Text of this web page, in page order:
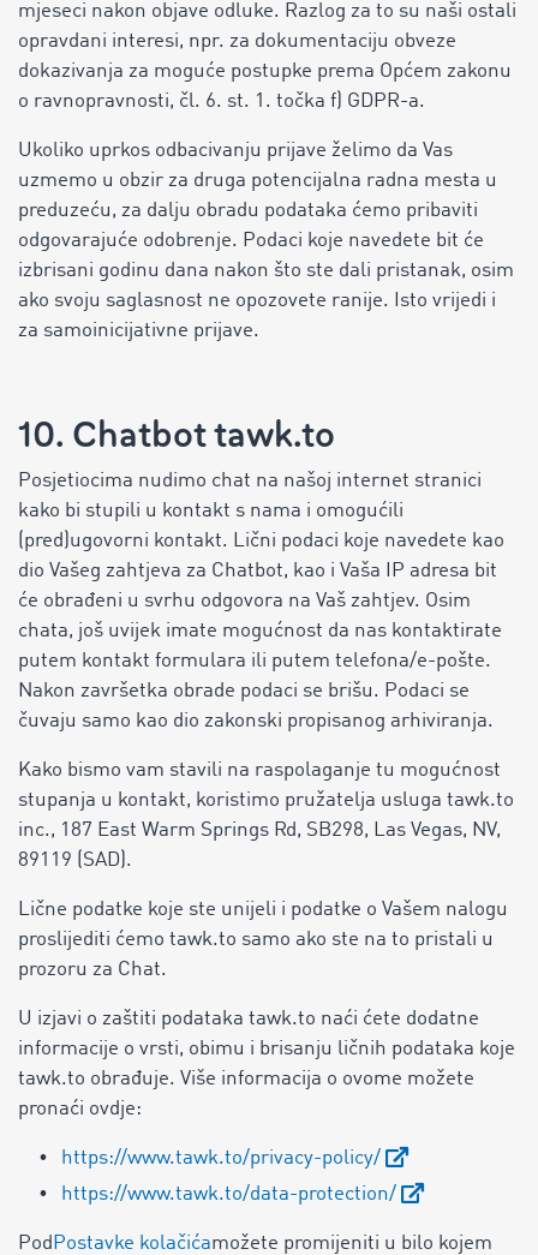
mjeseci nakon objave odluke. Razlog za to su naši ostali
opravdani interesi, npr. za dokumentaciju obveze
dokazivanja za moguće postupke prema Općem zakonu
o ravnopravnosti, čl. 6. st. 1. točka f) GDPR-a.
Ukoliko uprkos odbacivanju prijave želimo da Vas
uzmemo u obzir za druga potencijalna radna mesta u
preduzeću, za dalju obradu podataka ćemo pribaviti
odgovarajuće odobrenje. Podaci koje navedete bit će
izbrisani godinu dana nakon što ste dali pristanak, osim
ako svoju saglasnost ne opozovete ranije. Isto vrijedi i
za samoinicijativne prijave.
10. Chatbot tawk.to
Posjetiocima nudimo chat na našoj internet stranici
kako bi stupili u kontakt s nama i omogućili
(pred)ugovorni kontakt. Lični podaci koje navedete kao
dio Vašeg zahtjeva za Chatbot, kao i Vaša IP adresa bit
će obrađeni u svrhu odgovora na Vaš zahtjev. Osim
chata, još uvijek imate mogućnost da nas kontaktirate
putem kontakt formulara ili putem telefona/e-pošte.
Nakon završetka obrade podaci se brišu. Podaci se
čuvaju samo kao dio zakonski propisanog arhiviranja.
Kako bismo vam stavili na raspolaganje tu mogućnost
stupanja u kontakt, koristimo pružatelja usluga tawk.to
inc., 187 East Warm Springs Rd, SB298, Las Vegas, NV,
89119 (SAD).
Lične podatke koje ste unijeli i podatke o Vašem nalogu
proslijediti ćemo tawk.to samo ako ste na to pristali u
prozoru za Chat.
U izjavi o zaštiti podataka tawk.to naći ćete dodatne
informacije o vrsti, obimu i brisanju ličnih podataka koje
tawk.to obrađuje. Više informacija o ovome možete
pronaći ovdje:
https://www.tawk.to/privacy-policy/
https://www.tawk.to/data-protection/
Pod Postavke kolačićamožete promijeniti u bilo kojem